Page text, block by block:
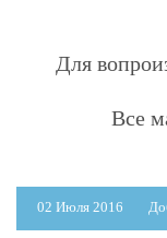
Для
Все
02 Июля 2016